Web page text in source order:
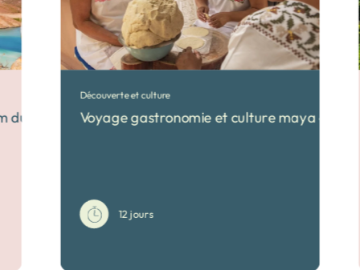
du monde selon Cousteau
Découverte et culture
Voyage gastronomie et culture maya au
12 jours